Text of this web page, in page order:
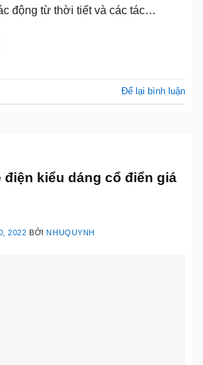
động từ thời tiết và các tác…
Để lại bình luận
kiểu dáng cổ điển giá
2022 BỞINHUQUYNH